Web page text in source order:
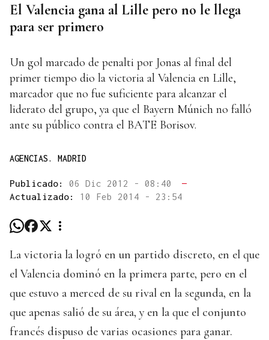
El Valencia gana al Lille pero no le llega
para ser primero
Un gol marcado de penalti por Jonas al final del
primer tiempo dio la victoria al Valencia en Lille,
marcador que no fue suficiente para alcanzar el
liderato del grupo, ya que el Bayern Múnich no falló
ante su público contra el BATE Borisov.
AGENCIAS. MADRID
Publicado: 06 Dic 2012 - 08:40
—
Actualizado: 10 Feb 2014 - 23:54
La victoria la logró en un partido discreto, en el que
el Valencia dominó en la primera parte, pero en el
que estuvo a merced de su rival en la segunda, en la
que apenas salió de su área, y en la que el conjunto
francés dispuso de varias ocasiones para ganar.